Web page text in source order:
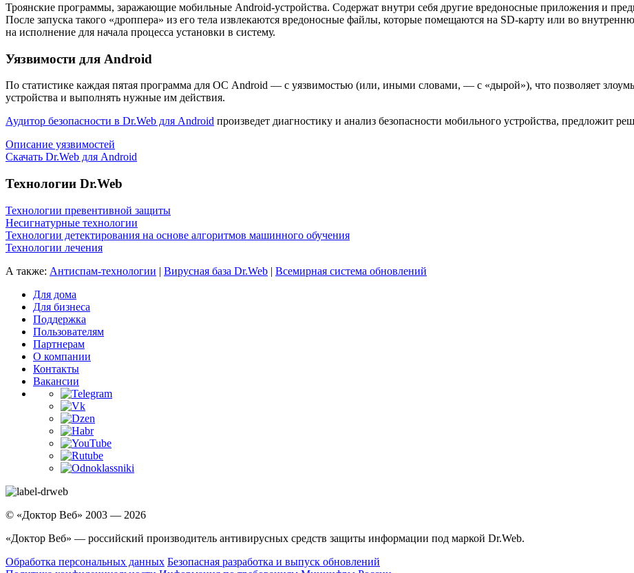
Троянские программы, заражающие мобильные Android-устройства. Содержат внутри себя другие вредоносные приложения и
После запуска такого «дроппера» из его тела извлекаются вредоносные файлы, которые помещаются на SD-карту или во
на исполнение для начала процесса установки в систему.
Уязвимости для Android
По статистике каждая пятая программа для ОС Android — с уязвимостью (или, иными словами, — с «дырой»), что позволяет
устройства и выполнять нужные им действия.
Аудитор безопасности в Dr.Web для Android произведет диагностику и анализ безопасности мобильного устройства, предложит
Описание уязвимостей
Скачать Dr.Web для Android
Технологии Dr.Web
Технологии превентивной защиты
Несигнатурные технологии
Технологии детектирования на основе алгоритмов машинного обучения
Технологии лечения
А также: Антиспам-технологии | Вирусная база Dr.Web | Всемирная система обновлений
Для дома
Для бизнеса
Поддержка
Пользователям
Партнерам
О компании
Контакты
Вакансии
© «Доктор Веб» 2003 — 2026
«Доктор Веб» — российский производитель антивирусных средств защиты информации под маркой Dr.Web.
Обработка персональных данных Безопасная разработка и выпуск обновлений